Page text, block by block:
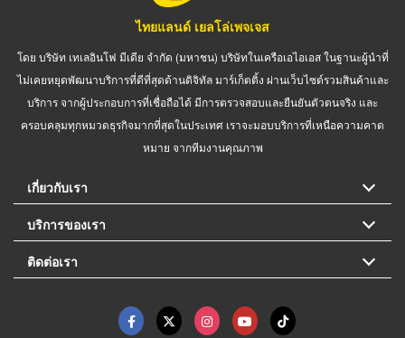
ไทยแลนด์ เยลโล่เพจเจส
โดย บริษัท เทเลอินโฟ มีเดีย จำกัด (มหาชน) บริษัทในเครือเอไอเอส ในฐานะผู้นำที่
ไม่เคยหยุดพัฒนาบริการที่ดีที่สุดด้านดิจิทัล มาร์เก็ตติ้ง ผ่านเว็บไซต์รวมสินค้าและ
บริการ จากผู้ประกอบการที่เชื่อถือได้ มีการตรวจสอบและยืนยันตัวตนจริง และ
ครอบคลุมทุกหมวดธุรกิจมากที่สุดในประเทศ เราจะมอบบริการที่เหนือความคาด
หมาย จากทีมงานคุณภาพ
เกี่ยวกับเรา
บริการของเรา
ติดต่อเรา